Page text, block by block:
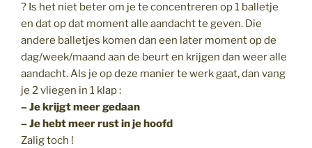
? Is het niet beter om je te concentreren op 1 balletje
en dat op dat moment alle aandacht te geven. Die
andere balletjes komen dan een later moment op de
dag/week/maand aan de beurt en krijgen dan weer alle
aandacht. Als je op deze manier te werk gaat, dan vang
je 2 vliegen in 1 klap :
– Je krijgt meer gedaan
– Je hebt meer rust in je hoofd
Zalig toch !